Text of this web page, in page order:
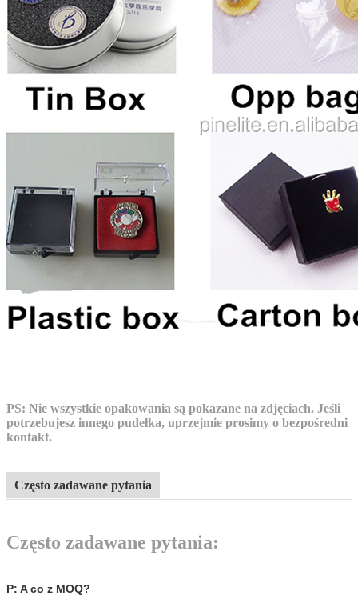
PS: Nie wszystkie opakowania są pokazane na zdjęciach. Jeśli
potrzebujesz innego pudełka, uprzejmie prosimy o bezpośredni
kontakt.
Często zadawane pytania
Często zadawane pytania:
P: A co z MOQ?